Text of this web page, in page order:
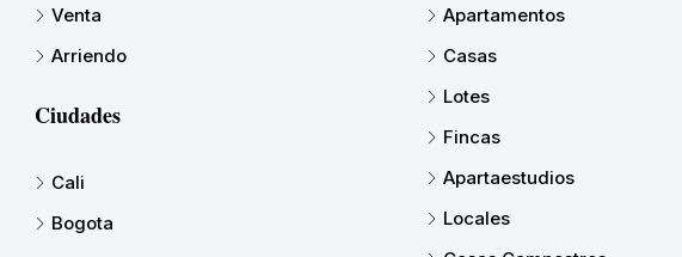
Venta
Arriendo
Ciudades
Cali
Bogota
Apartamentos
Casas
Lotes
Fincas
Apartaestudios
Locales